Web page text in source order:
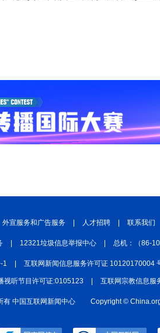
外宣服务和广告服务 人才招聘 联系我们
12321垃圾信息举报中心 总机：（86-
1 互联网新闻信息服务许可证 10120170004
视听节目许可证:0105123 互联网宗教信息服
有 中国互联网新闻中心 Copyright ©